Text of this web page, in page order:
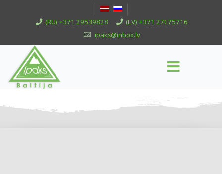
(RU) +371 29539828
(LV) +371 27075716
ipaks@inbox.lv